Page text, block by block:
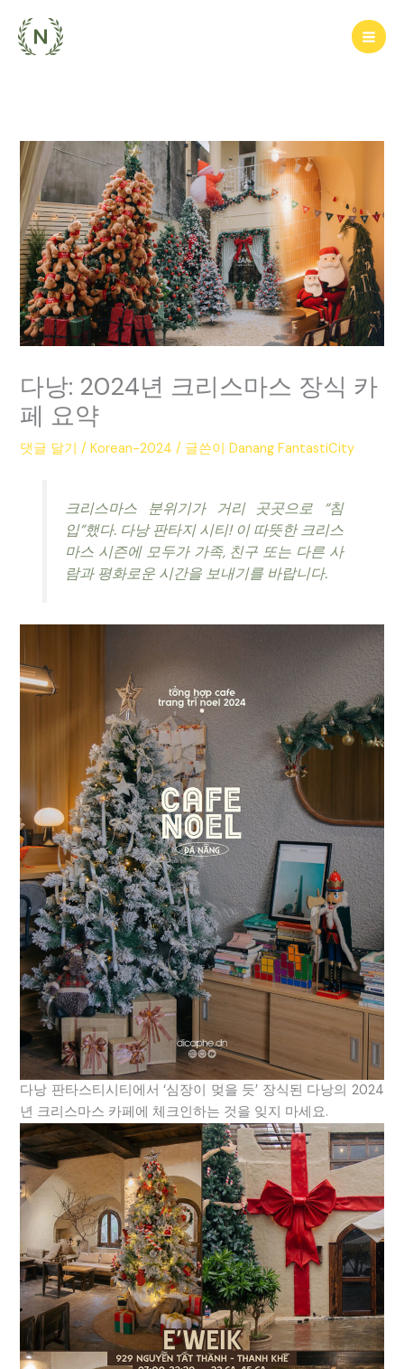
다낭: 2024년 크리스마스 장식 카
페 요약
댓글 달기 /Korean-2024 / 글쓴이Danang FantastiCity
크리스마스 분위기가 거리 곳곳으로 “침
입”했다. 다낭 판타지 시티! 이 따뜻한 크리스
마스 시즌에 모두가 가족, 친구 또는 다른 사
람과 평화로운 시간을 보내기를 바랍니다.
다낭 판타스티시티에서 ‘심장이 멎을 듯’ 장식된 다낭의 2024
년 크리스마스 카페에 체크인하는 것을 잊지 마세요.